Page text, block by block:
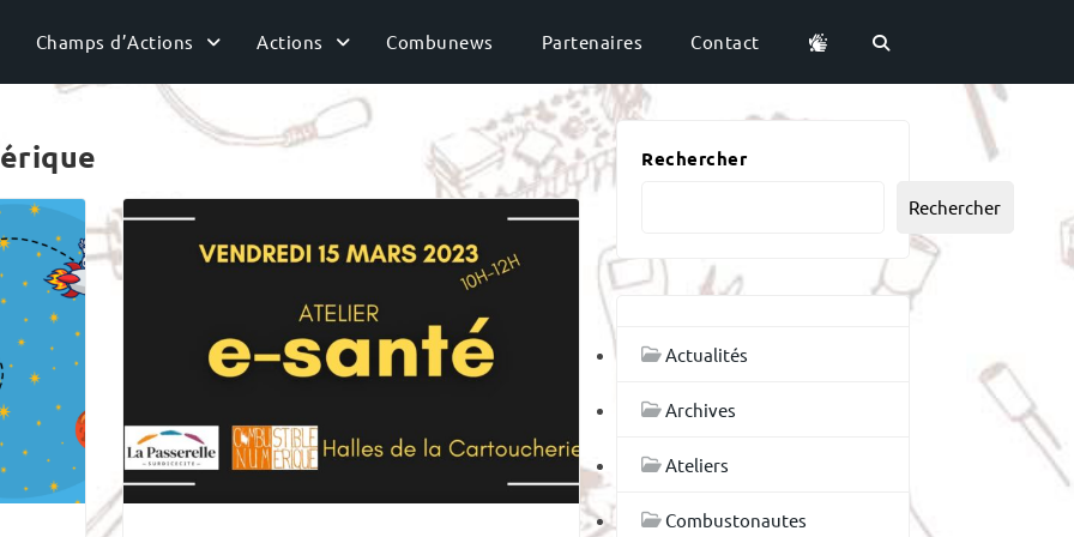
Champs d’Actions Actions Combunews Partenaires Contact
Rechercher
Rechercher
Actualités
Archives
Ateliers
Combustonautes